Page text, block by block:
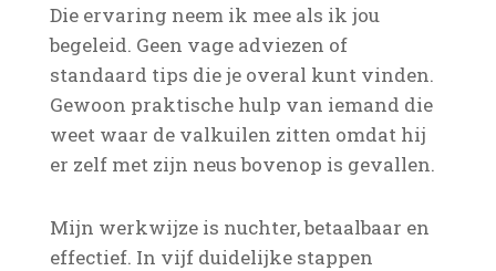
Die ervaring neem ik mee als ik jou
begeleid. Geen vage adviezen of
standaard tips die je overal kunt vinden.
Gewoon praktische hulp van iemand die
weet waar de valkuilen zitten omdat hij
er zelf met zijn neus bovenop is gevallen.
Mijn werkwijze is nuchter, betaalbaar en
effectief. In vijf duidelijke stappen